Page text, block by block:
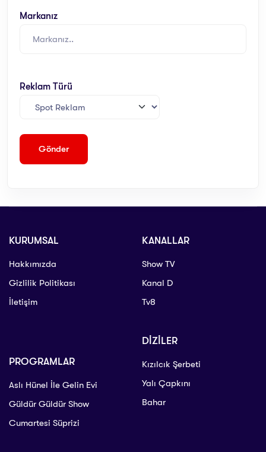
Markanız
Reklam Türü
KURUMSAL
Hakkımızda
Gizlilik Politikası
İletişim
KANALLAR
Show TV
Kanal D
Tv8
PROGRAMLAR
Aslı Hünel İle Gelin Evi
Güldür Güldür Show
Cumartesi Süprizi
DİZİLER
Kızılcık Şerbeti
Yalı Çapkını
Bahar